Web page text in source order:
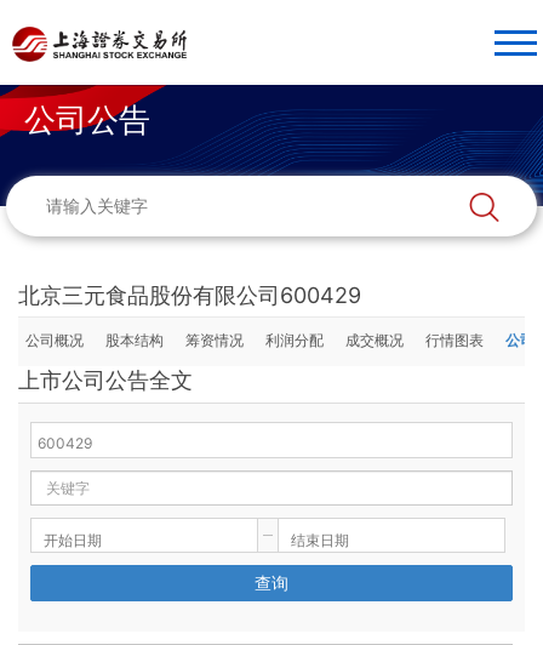
公司公告
北京三元食品股份有限公司600429
公司概况 股本结构 筹资情况 利润分配 成交概况 行情图表 公司
上市公司公告全文
查询